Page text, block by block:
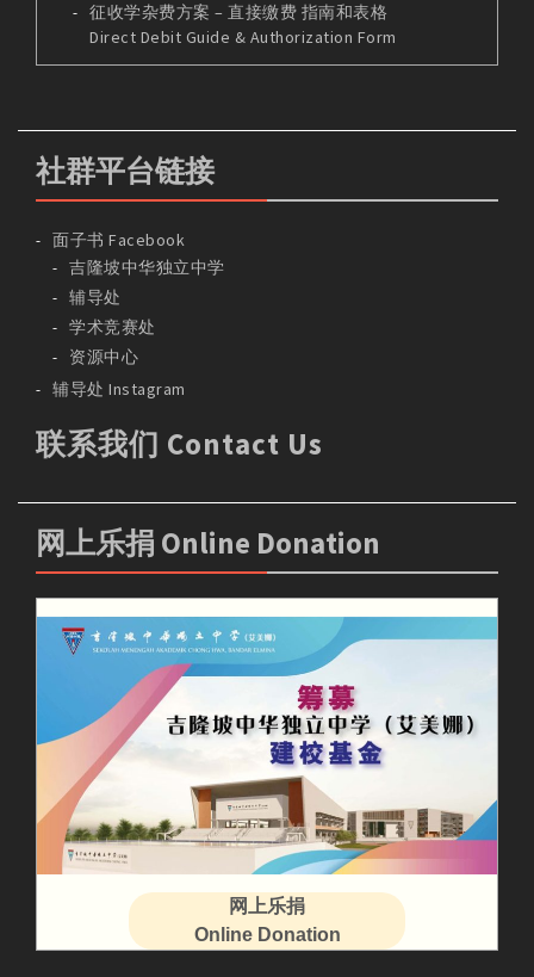
征收学杂费方案 – 直接缴费 指南和表格
Direct Debit Guide & Authorization Form
社群平台链接
面子书 Facebook
吉隆坡中华独立中学
辅导处
学术竞赛处
资源中心
辅导处 Instagram
联系我们 Contact Us
网上乐捐 Online Donation
网上乐捐
Online Donation